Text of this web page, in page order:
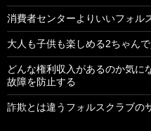
消費者センターよりいいフォル
大人も子供も楽しめる2ちゃん
どんな権利収入があるのか気に
故障を防止する
詐欺とは違うフォルスクラブの